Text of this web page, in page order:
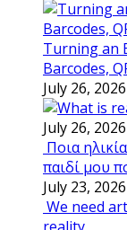
Turning an
Barcodes,
July 26, 2026
July 26, 2026
Ποια
παιδί μου
July 23, 2026
We need